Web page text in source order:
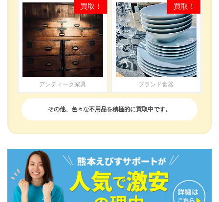
アンティーク家具 ブランド食器
その他、色々な不用品を積極的に買取中です。